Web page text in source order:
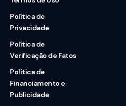
Política de
Privacidade
Política de
Verificação de Fatos
Política de
Financiamento e
Publicidade